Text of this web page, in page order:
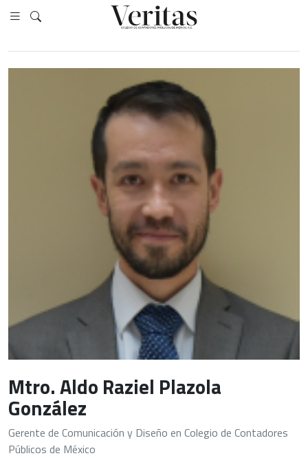
Mtro. Aldo Raziel Plazola
González
Gerente de Comunicación y Diseño en Colegio de Contadores
Públicos de México